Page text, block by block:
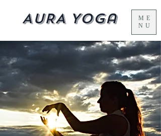
AURA Yoga
ME
NU